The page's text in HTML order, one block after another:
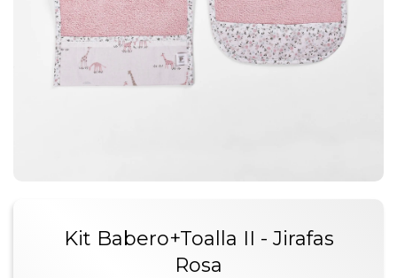
Kit Babero+Toalla II - Jirafas
Rosa